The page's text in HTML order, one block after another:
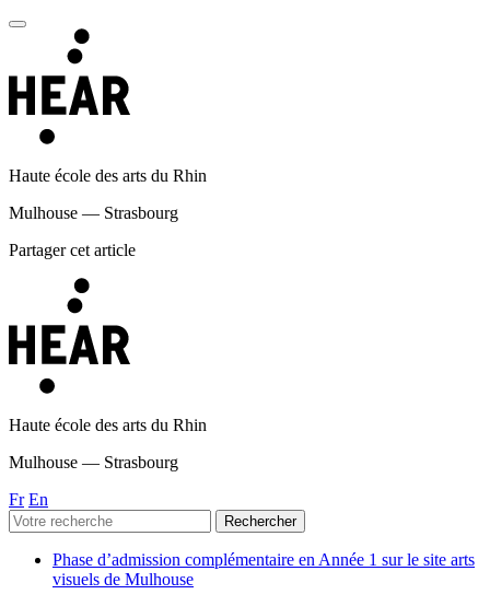
Haute école des arts du Rhin
Mulhouse — Strasbourg
Partager cet article
Haute école des arts du Rhin
Mulhouse — Strasbourg
Fr En
Phase d’admission complémentaire en Année 1 sur le site arts
visuels de Mulhouse